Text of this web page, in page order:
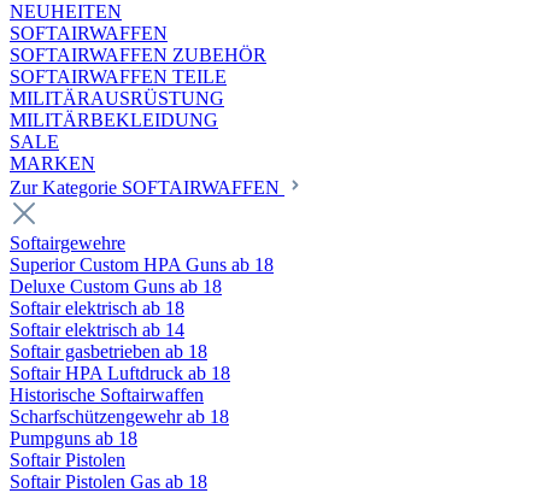
NEUHEITEN
SOFTAIRWAFFEN
SOFTAIRWAFFEN ZUBEHÖR
SOFTAIRWAFFEN TEILE
MILITÄRAUSRÜSTUNG
MILITÄRBEKLEIDUNG
SALE
MARKEN
Zur Kategorie SOFTAIRWAFFEN
Softairgewehre
Superior Custom HPA Guns ab 18
Deluxe Custom Guns ab 18
Softair elektrisch ab 18
Softair elektrisch ab 14
Softair gasbetrieben ab 18
Softair HPA Luftdruck ab 18
Historische Softairwaffen
Scharfschützengewehr ab 18
Pumpguns ab 18
Softair Pistolen
Softair Pistolen Gas ab 18